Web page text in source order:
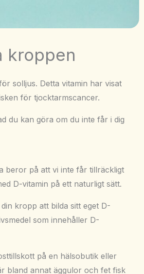
kroppen
solljus. Detta vitamin har visat
för tjocktarmscancer.
du kan göra om du inte får i dig
beror på att vi inte får tillräckligt
D-vitamin på ett naturligt sätt.
kropp att bilda sitt eget D-
som innehåller D-
på en hälsobutik eller
bland annat äggulor och fet fisk